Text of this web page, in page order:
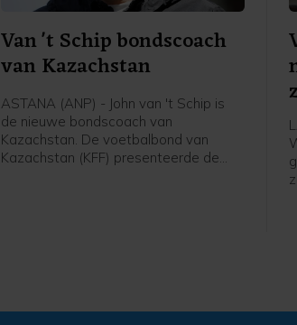
Van 't Schip bondscoach
van Kazachstan
ASTANA (ANP) - John van 't Schip is
de nieuwe bondscoach van
Kazachstan. De voetbalbond van
Kazachstan (KFF) presenteerde de